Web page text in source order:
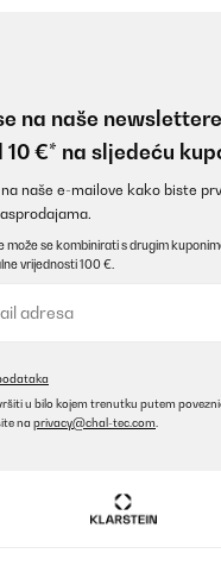
Terrasse..
onze buitenkeuken. Staat wel
na naše
10 €* na sljedeću
naše e-mailove kako biste
može se kombinirati s drugim
vrijednosti 100 €.
u bilo kojem trenutku putem
na privacy@chal-tec.com